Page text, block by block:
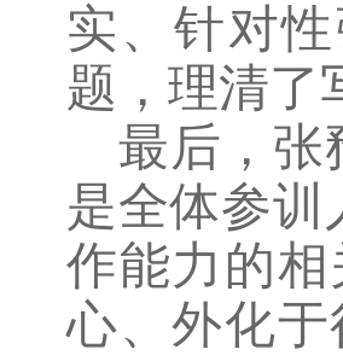
实、针对
题，理清了
最后，张
是全体参训
作能力的
心、外化